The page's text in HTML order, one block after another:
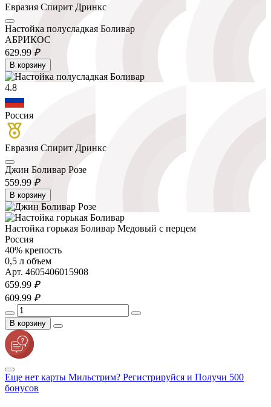
Евразия Спирит Дринкс
Настойка полусладкая Боливар
АБРИКОС
629.99 ₽
В корзину
4.8
Россия
Евразия Спирит Дринкс
Джин Боливар Розе
559.99 ₽
В корзину
Настойка горькая Боливар Медовый с перцем
Россия
40% крепость
0,5 л объем
Арт. 4605406015908
659.99 ₽
609.99 ₽
В корзину
Еще нет карты Мильстрим? Регистрируйся и Получи 500
бонусов